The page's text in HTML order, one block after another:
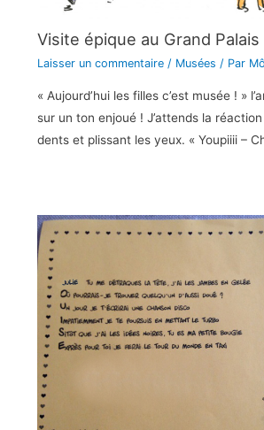
Visite épique au Grand Palais
Laisser un commentaire / Musées / Par
« Aujourd’hui les filles c’est musée ! »
sur un ton enjoué ! J’attends la
dents et plissant les yeux. « Youpiiii –